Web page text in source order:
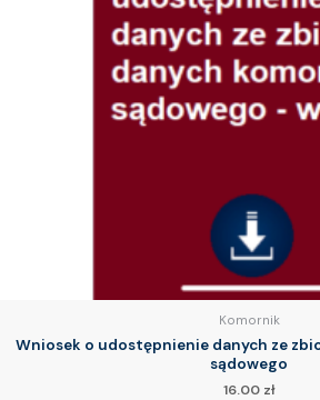
Komornik
Wniosek o udostępnienie danych ze
sądowego
16.00 zł